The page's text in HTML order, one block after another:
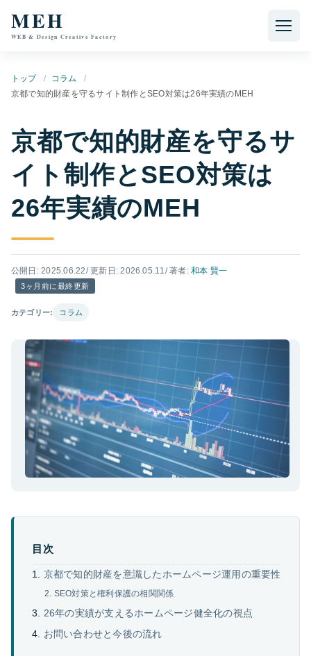
MEH
WEB & Design Creative Factory
トップ
コラム
京都で知的財産を守るサイト制作とSEO対策は26年実績のMEH
京都で知的財産を守るサ
イト制作とSEO対策は
26年実績のMEH
公開日: 2025.06.22/ 更新日: 2026.05.11/ 著者:和本 賢一
3ヶ月前に最終更新
カテゴリー: コラム
目次
京都で知的財産を意識したホームページ運用の重要性
SEO対策と権利保護の相関関係
26年の実績が支えるホームページ健全化の視点
お問い合わせと今後の流れ